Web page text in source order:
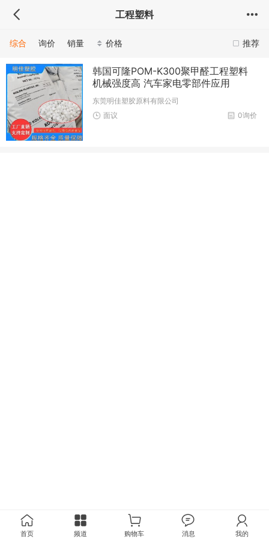
工程塑料
推荐
综合 询价 销量 价格
韩国可隆POM-K300聚甲醛工程塑料
机械强度高 汽车家电零部件应用
东莞明佳塑胶原料有限公司
0询价
面议
首页 频道 购物车 消息 我的